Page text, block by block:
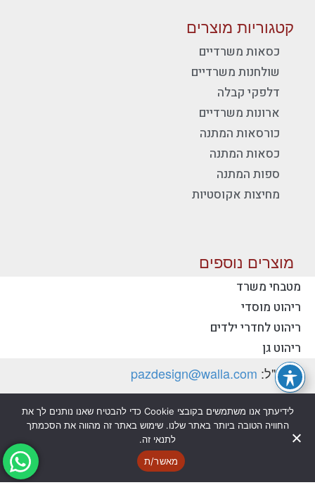
קטגוריות מוצרים
כסאות משרדיים
שולחנות משרדיים
דלפקי קבלה
ארונות משרדיים
כורסאות המתנה
כסאות המתנה
ספות המתנה
מחיצות אקוסטיות
מוצרים נוספים
מטבחי משרד
ריהוט מוסדי
ריהוט לחדרי ילדים
ריהוט גן
יצירת קשר - פז ריהוט משרדי
טלפון:
דוא"ל: pazdesign@walla.com
כתובת: יצחק רבין 35, קרית אונו 55510 (למשלוח
דואר בלבד)
@ כל הזכויות שמורות לפז ריהוט משרדי בע"מ
לידיעתך אנו משתמשים בקובצי Cookie כדי להבטיח שאנו נותנים לך את
החוויה הטובה ביותר באתר שלנו. שימוש באתר זה מהווה את הסכמתך
לתנאי זה.
מאשר/ת